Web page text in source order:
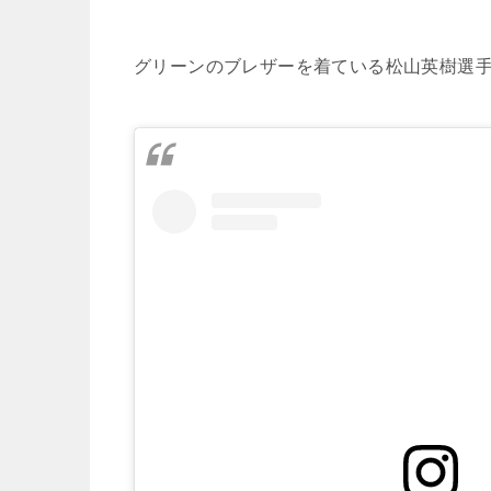
グリーンのブレザーを着ている松山英樹選